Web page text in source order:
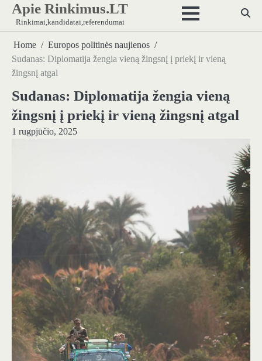
Skip
content
Apie Rinkimus.LT
Rinkimai,kandidatai,referendumai
Home
Europos politinės naujienos
Sudanas: Diplomatija žengia vieną žingsnį į priekį ir vieną
žingsnį atgal
Sudanas: Diplomatija žengia vieną
žingsnį į priekį ir vieną žingsnį atgal
1 rugpjūčio, 2025